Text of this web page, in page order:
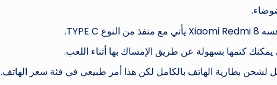
كتمها بسهولة عن طريق الإمساك بها أثناء اللعب.
بطارية الهاتف بالكامل لكن هذا أمر طبيعي في فئة سعر الهاتف.